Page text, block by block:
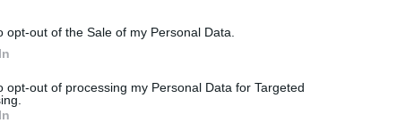
opt-out of the Sale of my Personal Data.
opt-out of processing my Personal Data for Targeted